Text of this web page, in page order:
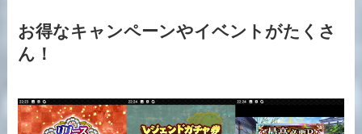
お得なキャンペーンやイベントがたくさ
ん！